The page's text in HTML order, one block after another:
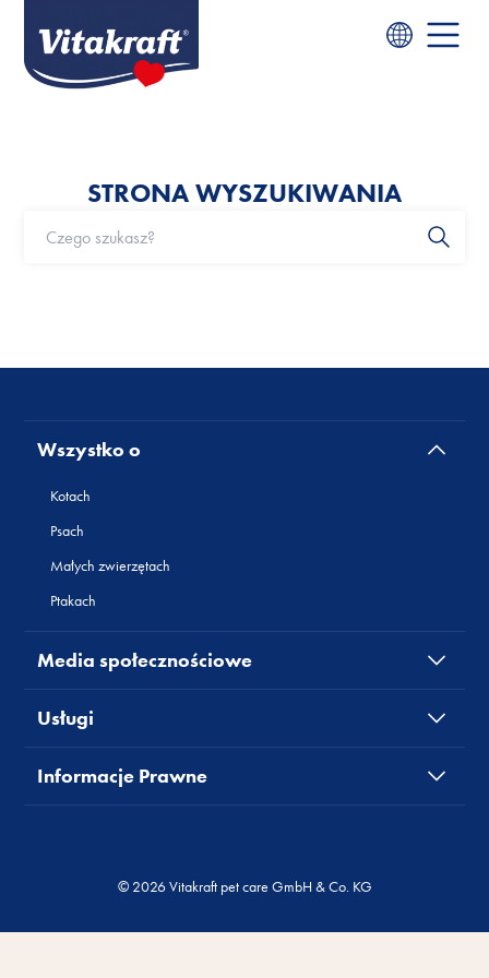
STRONA WYSZUKIWANIA
Wszystko o
Kotach
Psach
Małych zwierzętach
Ptakach
Media społecznościowe
Usługi
Informacje Prawne
© 2026 Vitakraft pet care GmbH & Co. KG